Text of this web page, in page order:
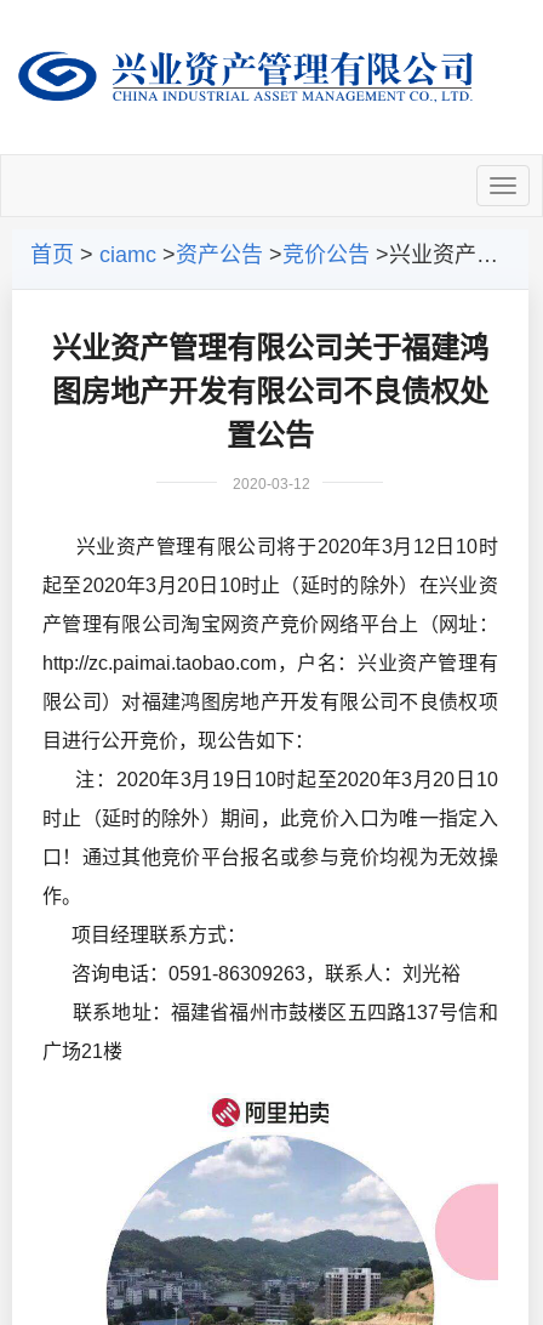
首页 > ciamc >资产公告 >竞价公告 >兴业资产管理有限公司关于福建鸿图房地产开发有限公司不良债权处置公告
兴业资产管理有限公司关于福建鸿
图房地产开发有限公司不良债权处
置公告
2020-03-12
兴业资产管理有限公司将于2020年3月12日10时
起至2020年3月20日10时止（延时的除外）在兴业资
产管理有限公司淘宝网资产竞价网络平台上（网址：
http://zc.paimai.taobao.com，户名：兴业资产管理有
限公司）对福建鸿图房地产开发有限公司不良债权项
目进行公开竞价，现公告如下：
注：2020年3月19日10时起至2020年3月20日10
时止（延时的除外）期间，此竞价入口为唯一指定入
口！通过其他竞价平台报名或参与竞价均视为无效操
作。
项目经理联系方式：
咨询电话：0591-86309263，联系人：刘光裕
联系地址：福建省福州市鼓楼区五四路137号信和
广场21楼